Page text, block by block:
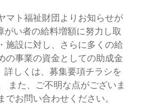
マト福祉財団よりお知らせが
い者の給料増額に努力し取
施設に対し、さらに多くの給
の事業の資金としての助成金
しくは、募集要項チラシを
また、ご不明な点がございま
でお問い合わせください。